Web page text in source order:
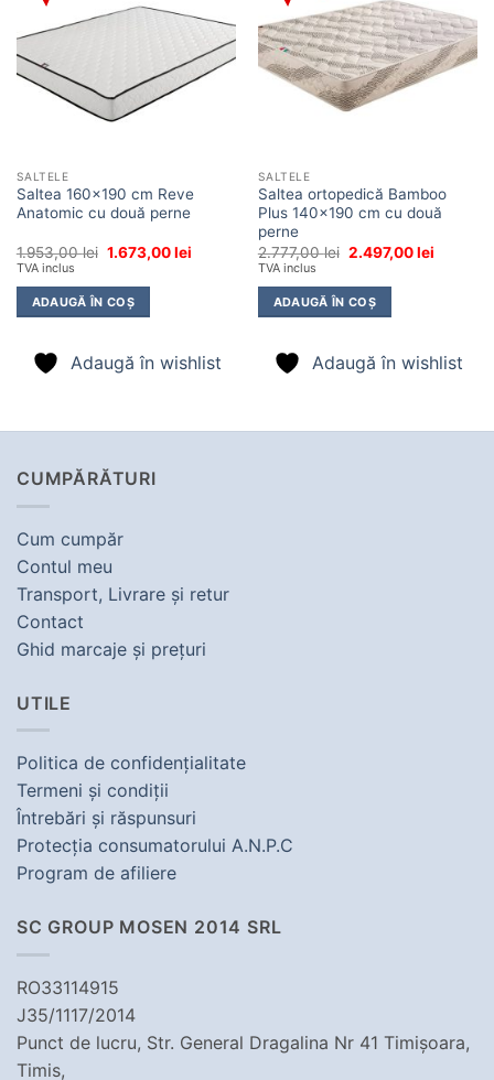
wishlist
SALTELE
Saltea 160×190 cm Reve
Anatomic cu două perne
1.953,00lei Prețul
fost:
1.953,00 lei.
1.673,00leiPrețul
1.673,00 lei.
TVA inclus
ADAUGĂ ÎN COȘ
Adaugă în wishlist
în
wishlist
SALTELE
Saltea ortopedică Bamboo
Plus 140×190 cm cu două
perne
2.777,00lei Prețul
fost:
2.777,00 lei.
2.497,00leiPrețul
TVA inclus
ADAUGĂ ÎN COȘ
Adaugă în wishlist
CUMPĂRĂTURI
Cum cumpăr
Contul meu
Transport, Livrare şi retur
Contact
Ghid marcaje şi preţuri
UTILE
Politica de confidenţialitate
Termeni şi condiţii
Întrebări şi răspunsuri
Protecţia consumatorului A.N.P.C
Program de afiliere
SC GROUP MOSEN 2014 SRL
RO33114915
J35/1117/2014
Punct de lucru, Str. General Dragalina Nr 41 Timișoara,
Timis,